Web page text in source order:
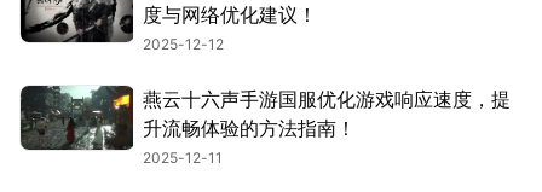
度与网络优化建议！
2025-12-12
燕云十六声手游国服优化游戏响应速度，提
升流畅体验的方法指南！
2025-12-11